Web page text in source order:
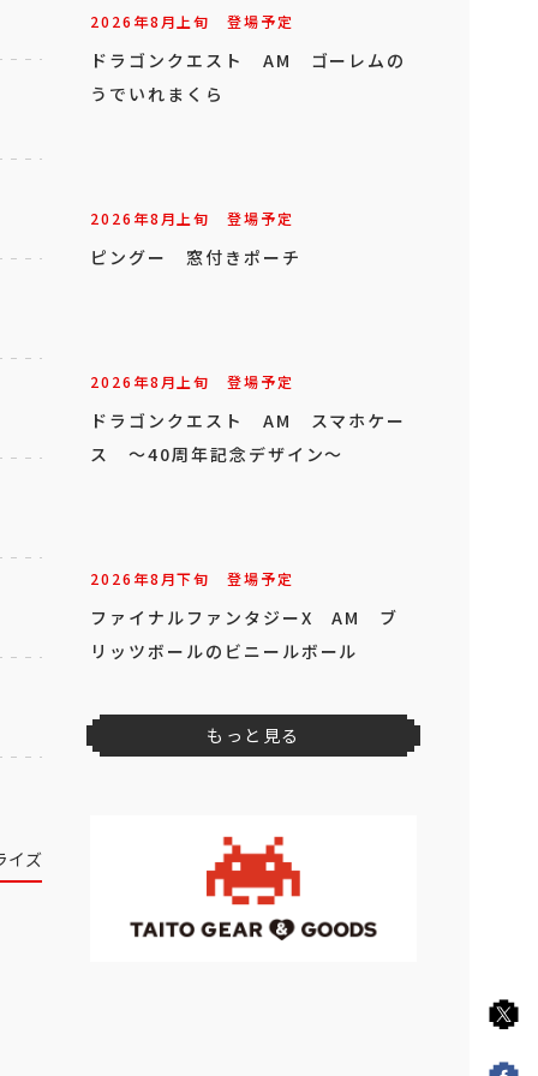
イズ
2026年8月上旬 登場予定
ドラゴンクエスト AM ゴーレムの
うでいれまくら
2026年8月上旬 登場予定
ピングー 窓付きポーチ
2026年8月上旬 登場予定
ドラゴンクエスト AM スマホケー
ス ～40周年記念デザイン～
2026年8月下旬 登場予定
ファイナルファンタジーX AM ブ
リッツボールのビニールボール
もっと見る